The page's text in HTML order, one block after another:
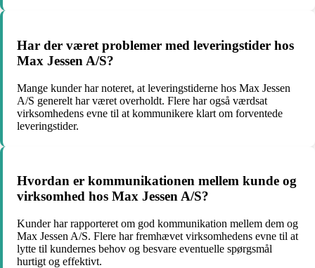
Har der været problemer med leveringstider hos
Max Jessen A/S?
Mange kunder har noteret, at leveringstiderne hos Max Jessen
A/S generelt har været overholdt. Flere har også værdsat
virksomhedens evne til at kommunikere klart om forventede
leveringstider.
Hvordan er kommunikationen mellem kunde og
virksomhed hos Max Jessen A/S?
Kunder har rapporteret om god kommunikation mellem dem og
Max Jessen A/S. Flere har fremhævet virksomhedens evne til at
lytte til kundernes behov og besvare eventuelle spørgsmål
hurtigt og effektivt.